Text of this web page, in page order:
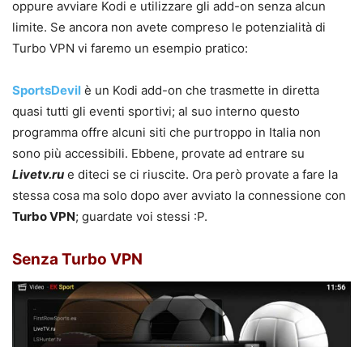
oppure avviare Kodi e utilizzare gli add-on senza alcun
limite. Se ancora non avete compreso le potenzialità di
Turbo VPN vi faremo un esempio pratico:
SportsDevil è un Kodi add-on che trasmette in diretta
quasi tutti gli eventi sportivi; al suo interno questo
programma offre alcuni siti che purtroppo in Italia non
sono più accessibili. Ebbene, provate ad entrare su
Livetv.ru e diteci se ci riuscite. Ora però provate a fare la
stessa cosa ma solo dopo aver avviato la connessione con
Turbo VPN; guardate voi stessi :P.
Senza Turbo VPN